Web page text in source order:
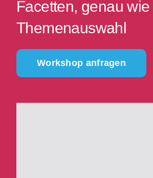
Facetten, genau
Themenauswahl
Workshop anfragen